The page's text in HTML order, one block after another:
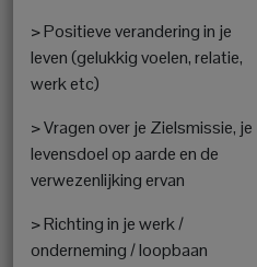
> Positieve verandering in je
leven (gelukkig voelen, relatie,
werk etc)
> Vragen over je Zielsmissie, je
levensdoel op aarde en de
verwezenlijking ervan
> Richting in je werk /
onderneming / loopbaan